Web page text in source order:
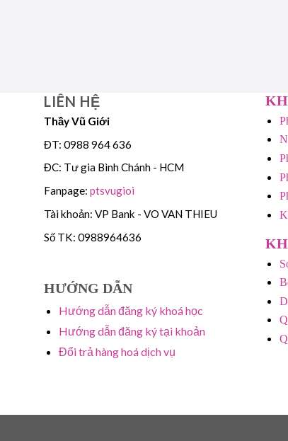
LIÊN HỆ
Thầy Vũ Giới
ĐT: 0988 964 636
ĐC: Tư gia Bình Chánh - HCM
Fanpage: ptsvugioi
Tài khoản: VP Bank - VO VAN THIEU
Số TK: 0988964636
HƯỚNG DẪN
Hướng dẫn đăng ký khoá học
Hướng dẫn đăng ký tại khoản
Đổi trả hàng hoá dịch vụ